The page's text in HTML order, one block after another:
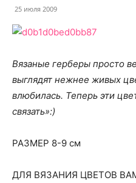
25 июля 2009
Вязаные герберы просто
выглядят нежнее живых
влюбилась. Теперь эти
связать»:)
РАЗМЕР 8-9 см
ДЛЯ ВЯЗАНИЯ ЦВЕТОВ